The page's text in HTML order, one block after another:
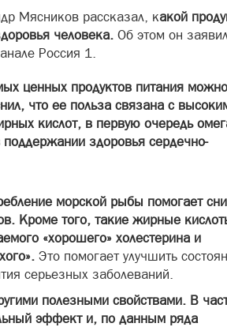
Мясников рассказал, какой
человека. Об этом он
Россия 1.
ценных продуктов питания
что ее польза связана с
кислот, в первую очередь
здоровья сердечно-
морской рыбы помогает
Кроме того, такие жирные
«хорошего» холестерина и
Это помогает улучшить
серьезных заболеваний.
полезными свойствами. В
эффект и, по данным ряда